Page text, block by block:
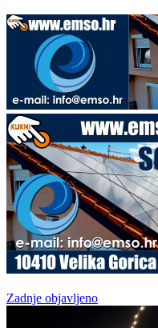
Zadnje objavljeno